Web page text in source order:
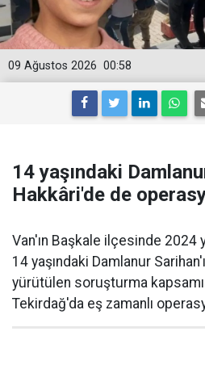
00:58
09 Ağustos 2026
14 yaşındaki
Hakkâri'de de
Van'ın Başkale ilçesinde 2024
14 yaşındaki Damlanur
yürütülen soruşturma
Tekirdağ'da eş zamanlı